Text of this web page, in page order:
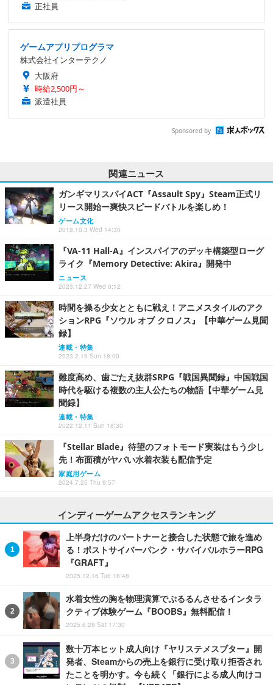
正社員
ゲームアプリプログラマ
株式会社インターテクノ
大阪府
時給2,500円～
派遣社員
Sponsored by
関連ニュース
ガンギマリスパイACT『Assault Spy』Steam正式リ
リース開始ー爽快スピードバトルを楽しめ！
ゲーム文化
2018.10.3 Wed 14:30
『VA-11 Hall-A』インスパイアのデッキ構築型ローグ
ライク『Memory Detective: Akira』開発中
ニュース
2023.12.27 Wed 0:12
時間を操る少女とともに戦え！アニメスタイルのアク
ションRPG『ソウル オブ クロノス』【中華ゲーム見聞
録】
連載・特集
2023.2.19 Sun 18:00
難度高め、歯ごたえ抜群SRPG『戦国異聞録』中国戦国
時代を駆ける複数の主人公たちの物語【中華ゲーム見
聞録】
連載・特集
2022.12.11 Sun 18:30
『Stellar Blade』待望のフォトモード実装はもう少し
先！布面積がヤバい水着衣装も配信予定
家庭用ゲーム
2024.7.25 Thu 9:57
インディーゲームアクセスランキング
上半身だけのパートナーと接合した状態で旅を進め
る！ポストサイバーパンク・サバイバルホラーRPG
『GRAFT』
2025.12.16 Tue 16:48
水着女性の胸を物理演算でぷるるんさせるインタラ
クティブ体験ゲーム『BOOBS』無料配信！
2025.6.28 Sat 17:30
数十万本ヒット成人向け『ヤリステメスブター』開
発者、Steamからの売上を銀行に受け取り拒否され
たことを明かす。今も続く「銀行による成人向けコ